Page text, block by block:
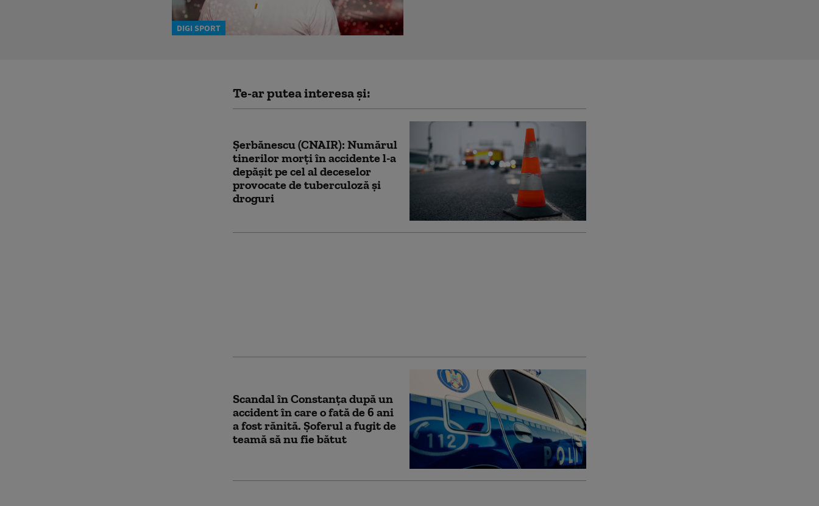
DIGI SPORT
Te-ar putea interesa și:
Şerbănescu (CNAIR): Numărul
tinerilor morţi în accidente l-a
depăşit pe cel al deceselor
provocate de tuberculoză şi
droguri
Scandal în Constanța după un
accident în care o fată de 6 ani
a fost rănită. Şoferul a fugit de
teamă să nu fie bătut